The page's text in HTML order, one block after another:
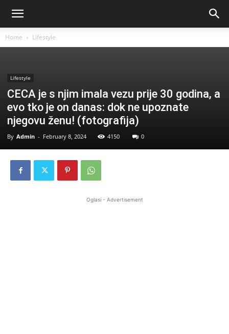
Home Lifestyle
Lifestyle
CECA je s njim imala vezu prije 30 godina, a
evo tko je on danas: dok ne upoznate
njegovu ženu! (fotografija)
By Admin - February 8, 2024 4150 0
Oglasi - Advertisement